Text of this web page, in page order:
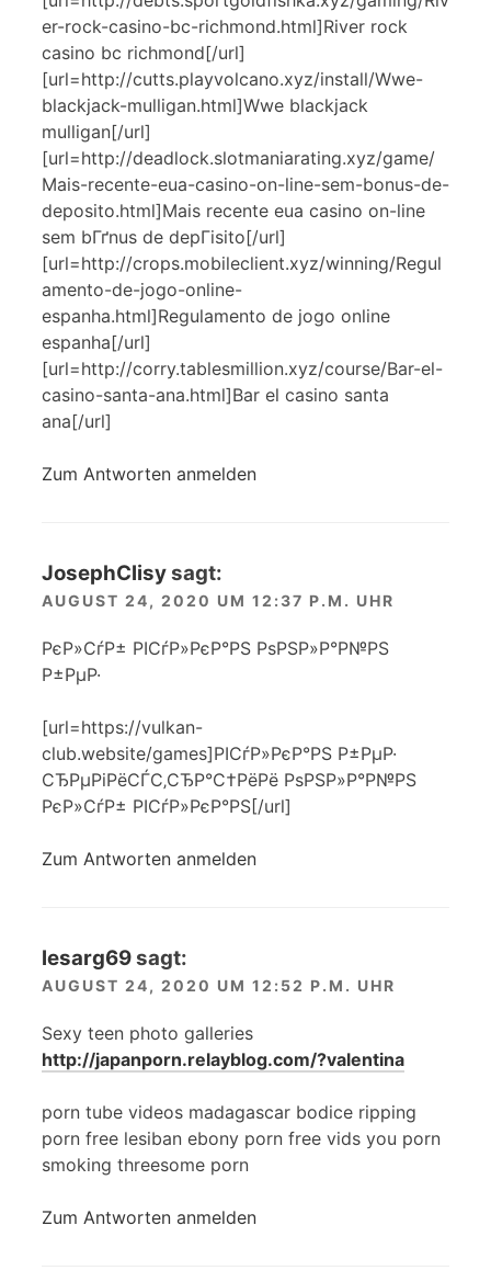
er-rock-casino-bc-richmond.html]River rock
casino bc richmond[/url]
[url=http://cutts.playvolcano.xyz/install/Wwe-
blackjack-mulligan.html]Wwe blackjack
mulligan[/url]
[url=http://deadlock.slotmaniarating.xyz/game/
Mais-recente-eua-casino-on-line-sem-bonus-de-
deposito.html]Mais recente eua casino on-line
sem bГґnus de depГіsito[/url]
[url=http://crops.mobileclient.xyz/winning/Regul
amento-de-jogo-online-
espanha.html]Regulamento de jogo online
espanha[/url]
[url=http://corry.tablesmillion.xyz/course/Bar-el-
casino-santa-ana.html]Bar el casino santa
ana[/url]
Zum Antworten anmelden
JosephClisysagt:
AUGUST 24, 2020 UM 12:37 P.M. UHR
РєР»СѓР± РІСѓР»РєР°РЅ РѕРЅР»Р°Р№РЅ
Р±РµР·
[url=https://vulkan-
club.website/games]РІСѓР»РєР°РЅ Р±РµР·
СЂРµРіРёСЃС‚СЂР°С†РёРё РѕРЅР»Р°Р№РЅ
РєР»СѓР± РІСѓР»РєР°РЅ[/url]
Zum Antworten anmelden
lesarg69sagt:
AUGUST 24, 2020 UM 12:52 P.M. UHR
Sexy teen photo galleries
http://japanporn.relayblog.com/?valentina
porn tube videos madagascar bodice ripping
porn free lesiban ebony porn free vids you porn
smoking threesome porn
Zum Antworten anmelden